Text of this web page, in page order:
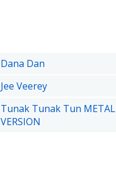
Dana Dan
Jee Veerey
Tunak Tunak Tun METAL
VERSION